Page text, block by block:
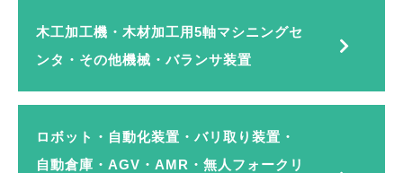
TOP
新着情報
木工加工機・木材加工用5軸マシニングセ
ンタ・その他機械・バランサ装置
ロボット・自動化装置・バリ取り装置・
自動倉庫・AGV・AMR・無人フォークリ